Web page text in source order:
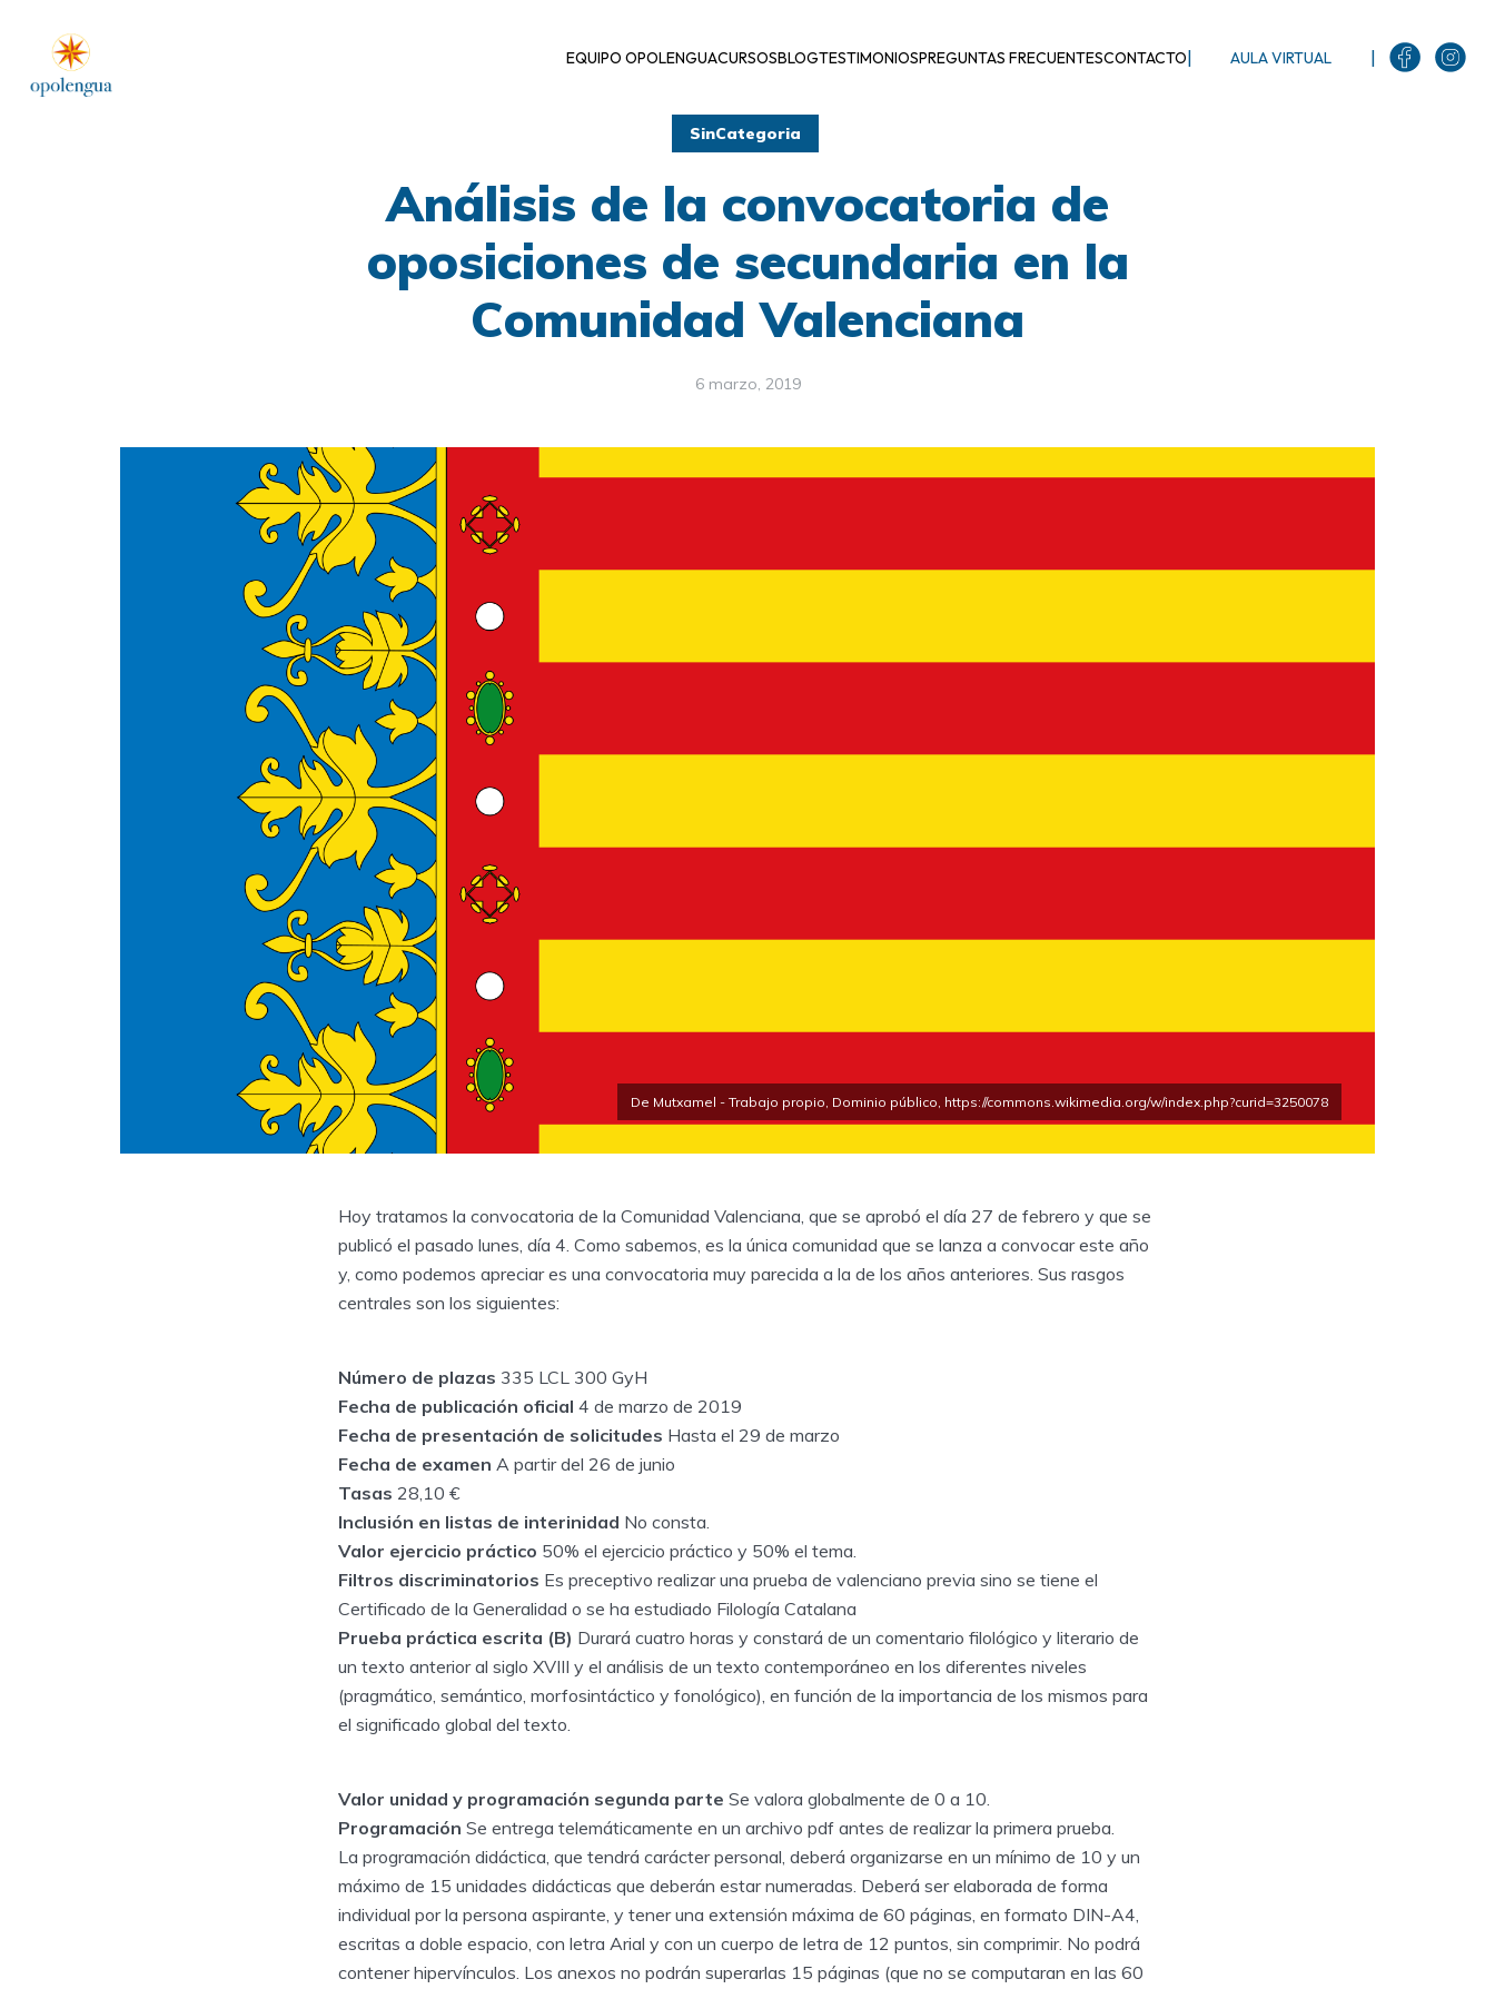
EQUIPO OPOLENGUACURSOSBLOGTESTIMONIOSPREGUNTAS FRECUENTESCONTACTO| AULA VIRTUAL |
SinCategoria
Análisis de la convocatoria de
oposiciones de secundaria en la
Comunidad Valenciana
6 marzo, 2019
De Mutxamel - Trabajo propio, Dominio público, https://commons.wikimedia.org/w/index.php?curid=3250078
Hoy tratamos la convocatoria de la Comunidad Valenciana, que se aprobó el día 27 de febrero y que se
publicó el pasado lunes, día 4. Como sabemos, es la única comunidad que se lanza a convocar este año
y, como podemos apreciar es una convocatoria muy parecida a la de los años anteriores. Sus rasgos
centrales son los siguientes:
Número de plazas 335 LCL 300 GyH
Fecha de publicación oficial 4 de marzo de 2019
Fecha de presentación de solicitudes Hasta el 29 de marzo
Fecha de examen A partir del 26 de junio
Tasas 28,10 €
Inclusión en listas de interinidad No consta.
Valor ejercicio práctico 50% el ejercicio práctico y 50% el tema.
Filtros discriminatorios Es preceptivo realizar una prueba de valenciano previa sino se tiene el
Certificado de la Generalidad o se ha estudiado Filología Catalana
Prueba práctica escrita (B) Durará cuatro horas y constará de un comentario filológico y literario de
un texto anterior al siglo XVIII y el análisis de un texto contemporáneo en los diferentes niveles
(pragmático, semántico, morfosintáctico y fonológico), en función de la importancia de los mismos para
el significado global del texto.
Valor unidad y programación segunda parte Se valora globalmente de 0 a 10.
Programación Se entrega telemáticamente en un archivo pdf antes de realizar la primera prueba.
La programación didáctica, que tendrá carácter personal, deberá organizarse en un mínimo de 10 y un
máximo de 15 unidades didácticas que deberán estar numeradas. Deberá ser elaborada de forma
individual por la persona aspirante, y tener una extensión máxima de 60 páginas, en formato DIN-A4,
escritas a doble espacio, con letra Arial y con un cuerpo de letra de 12 puntos, sin comprimir. No podrá
contener hipervínculos. Los anexos no podrán superarlas 15 páginas (que no se computaran en las 60